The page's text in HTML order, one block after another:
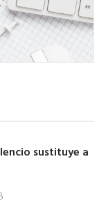
sustituye a